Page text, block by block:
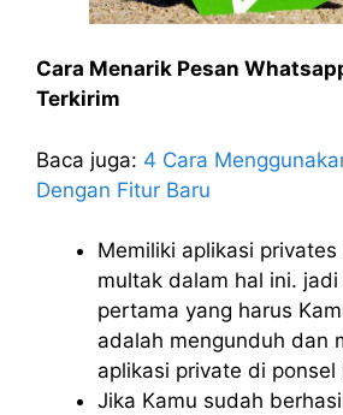
Cara Menarik Pesan
Terkirim
Baca juga: 4 Cara
Dengan Fitur Baru
Memiliki aplikasi
multak dalam hal ini. jadi
pertama yang harus
adalah mengunduh dan
aplikasi private di ponsel
Jika Kamu sudah